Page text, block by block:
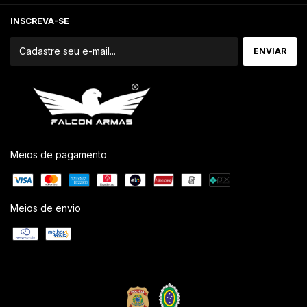
INSCREVA-SE
Meios de pagamento
Meios de envio